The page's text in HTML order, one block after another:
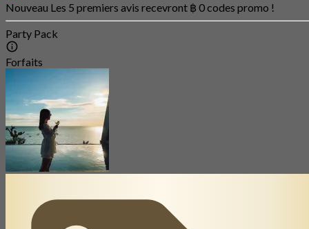
Nouveau Les 5 premiers avis recevront ฿ 0 codes promo !
Party Pack
Forfaits